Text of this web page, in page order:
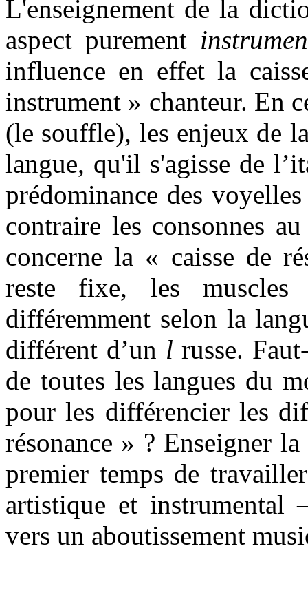
L'enseignement de la
aspect purement
influence en effet la
instrument » chanteur. En
(le souffle), les enjeux de
langue, qu'il s'agisse de
prédominance des
contraire les consonnes
concerne la « caisse de
reste fixe, les
différemment selon la
différent d’un l russe.
de toutes les langues du
pour les différencier les
résonance » ? Enseigner
premier temps de
artistique et instrumental
vers un aboutissement